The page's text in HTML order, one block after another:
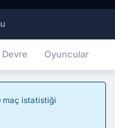
Devre Oyuncular
maç istatistiği